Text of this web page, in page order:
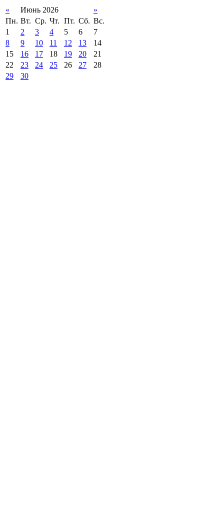
« Июнь 2026
»
Пн. Вт. Ср. Чт. Пт. Сб. Вс.
1
2 3 4 5 6
7
8
9 10 11 12 13
14
15
16 17 18 19 20
21
22
23 24 25 26 27
28
29
30